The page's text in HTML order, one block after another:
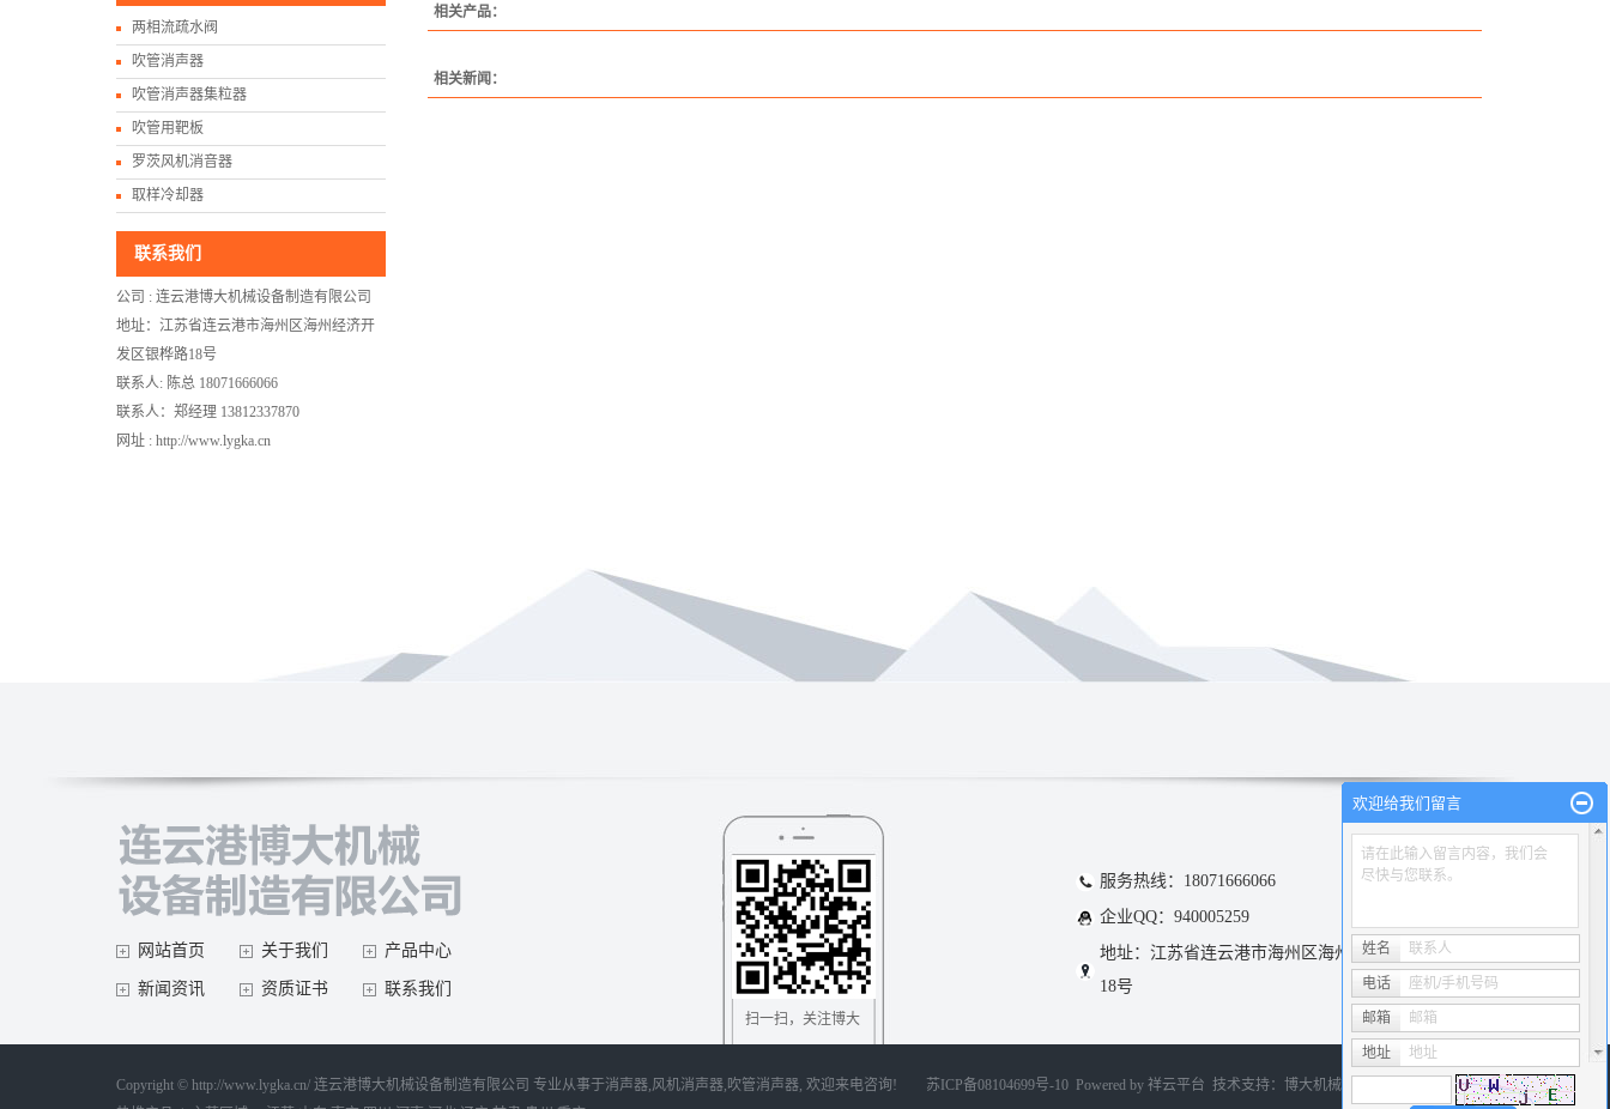
两相流疏水阀
吹管消声器
吹管消声器集粒器
吹管用靶板
罗茨风机消音器
取样冷却器
联系我们
公司 : 连云港博大机械设备制造有限公司
地址：江苏省连云港市海州区海州经济开
发区银桦路18号
联系人: 陈总 18071666066
联系人：郑经理 13812337870
网址 : http://www.lygka.cn
相关产品：
相关新闻：
网站首页 关于我们 产品中心
新闻资讯 资质证书 联系我们
扫一扫，关注博大
服务热线：18071666066
企业QQ：940005259
地址：江苏省连云港市海州区海州经济开发区银桦路
18号
Copyright © http://www.lygka.cn/ 连云港博大机械设备制造有限公司 专业从事于消声器,风机消声器,吹管消声器, 欢迎来电咨询! 苏ICP备08104699号-10 Powered by 祥云平台 技术支持： 博大机械
欢迎给我们留言
请在此输入留言内容，我们会
尽快与您联系。
姓名 联系人
电话 座机/手机号码
邮箱 邮箱
地址 地址